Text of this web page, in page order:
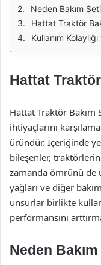
Neden Bakım Seti
Hattat Traktör
Kullanım
Hattat
Hattat Traktör Bakım
ihtiyaçlarını
üründür. İçeriğinde
bileşenler, traktörlerin
zamanda ömrünü de
yağları ve diğer
unsurlar birlikte
performansını
Neden Bakım